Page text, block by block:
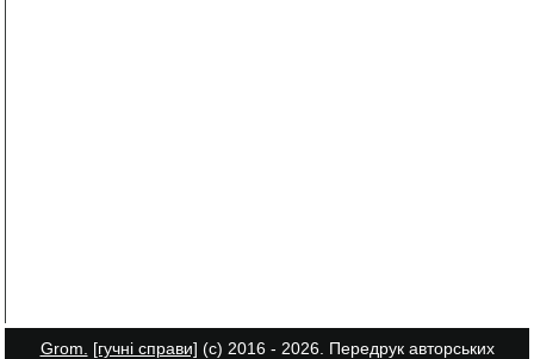
Grom. [гучні справи] (с) 2016 - 2026. Передрук авторських